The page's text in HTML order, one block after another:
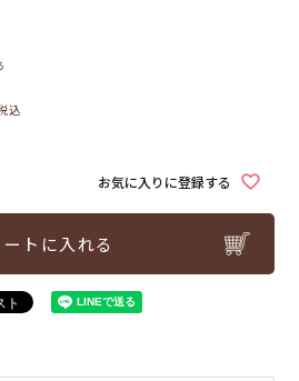
込
お気に入りに登録する
ートに入れる